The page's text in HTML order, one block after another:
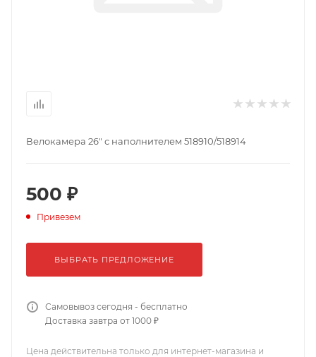
Велокамера 26" с наполнителем 518910/518914
500 ₽
Привезем
ВЫБРАТЬ ПРЕДЛОЖЕНИЕ
Самовывоз сегодня - бесплатно
Доставка завтра от 1000 ₽
Цена действительна только для интернет-магазина и